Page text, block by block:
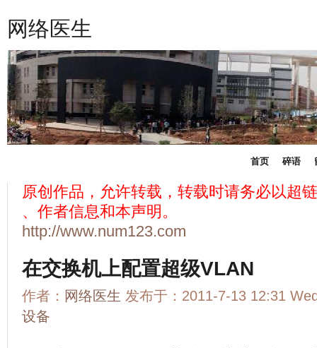
网络医生
首页 碎语
原创作品，允许转载，转载时请务必以超
、作者信息和本声明。
http://www.num123.com
在交换机上配置超级VLAN
作者： 网络医生 发布于：2011-7-13 12:31
设备